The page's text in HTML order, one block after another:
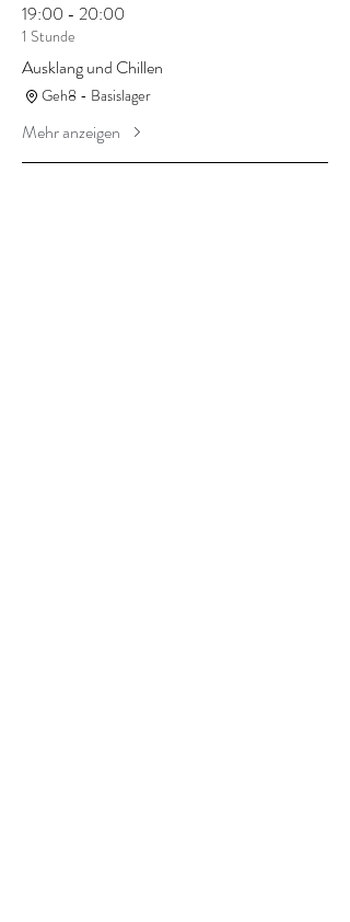
19:00 - 20:00
1 Stunde
Ausklang und Chillen
Geh8 - Basislager
Mehr anzeigen